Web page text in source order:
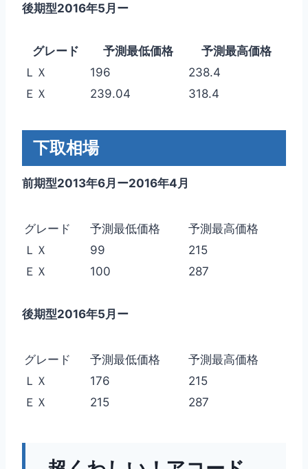
後期型2016年5月ー
グレード 予測最低価格
予測最高価格
ＬＸ
196
238.4
ＥＸ
239.04 318.4
下取相場
前期型2013年6月ー2016年4月
グレード 予測最低価格
予測最高価格
ＬＸ
99
215
ＥＸ
100 287
後期型2016年5月ー
グレード 予測最低価格
予測最高価格
ＬＸ
176
215
ＥＸ
215 287